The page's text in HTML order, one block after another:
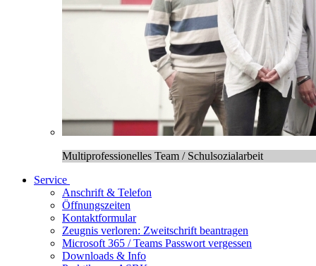
Multiprofessionelles Team / Schulsozialarbeit
Service
Anschrift & Telefon
Öffnungszeiten
Kontaktformular
Zeugnis verloren: Zweitschrift beantragen
Microsoft 365 / Teams Passwort vergessen
Downloads & Info